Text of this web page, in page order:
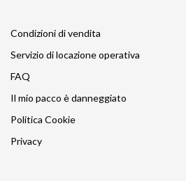
Condizioni di vendita
Servizio di locazione operativa
FAQ
Il mio pacco è danneggiato
Politica Cookie
Privacy